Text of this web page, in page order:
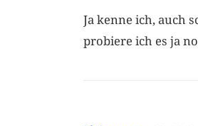
Ja kenne ich, auch
probiere ich es ja